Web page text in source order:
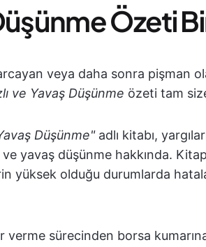
Özeti
veya daha sonra pişman
ve Yavaş Düşünme özeti tam
Düşünme"adlı kitabı,
yavaş düşünme hakkında.
yüksek olduğu durumlarda
verme sürecinden borsa